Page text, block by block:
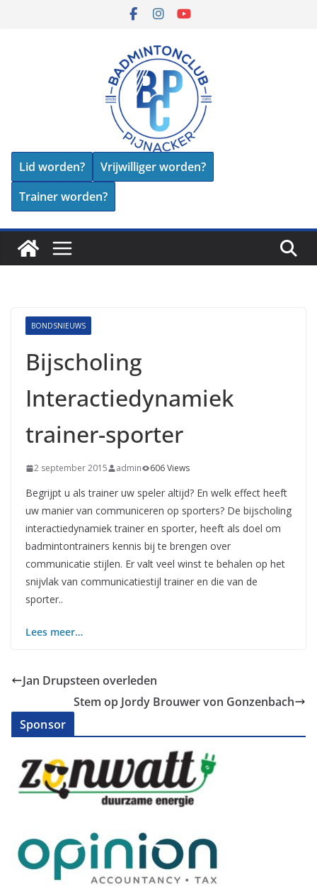
Lid worden?
Vrijwilliger worden?
Trainer worden?
BONDSNIEUWS
Bijscholing
Interactiedynamiek
trainer-sporter
2 september 2015 admin 606 Views
Begrijpt u als trainer uw speler altijd? En welk effect heeft
uw manier van communiceren op sporters? De bijscholing
interactiedynamiek trainer en sporter, heeft als doel om
badmintontrainers kennis bij te brengen over
communicatie stijlen. Er valt veel winst te behalen op het
snijvlak van communicatiestijl trainer en die van de
sporter..
Lees meer…
Jan Drupsteen overleden
Stem op Jordy Brouwer von Gonzenbach
Sponsor